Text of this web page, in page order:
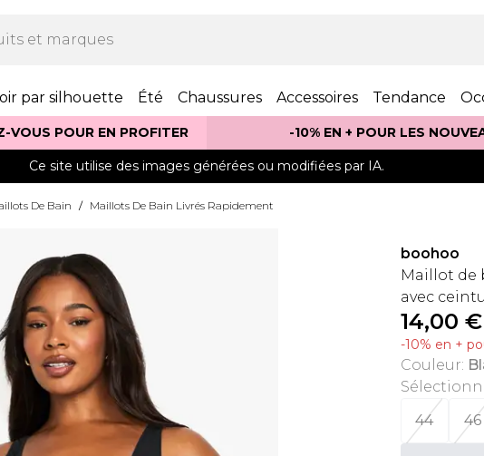
par silhouette Été Chaussures Accessoires Tendance
VOUS POUR EN PROFITER -10% EN + POUR LES
Ce site utilise des images générées ou modifiées par IA.
De Bain / Maillots De Bain Livrés Rapidement
boohoo
Maillot de
avec
14,00 €
-10% en +
Couleur:
44
46